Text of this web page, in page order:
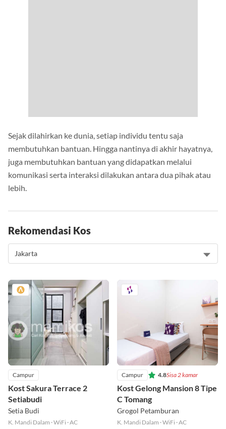
Sejak dilahirkan ke dunia, setiap individu tentu saja
membutuhkan bantuan. Hingga nantinya di akhir hayatnya,
juga membutuhkan bantuan yang didapatkan melalui
komunikasi serta interaksi dilakukan antara dua pihak atau
lebih.
Rekomendasi Kos
Campur
Kost Sakura Terrace 2
Setiabudi
Setia Budi
K. Mandi Dalam ·WiFi ·AC
Campur 4.8Sisa 2 kamar
Kost Gelong Mansion 8 Tipe
C Tomang
Grogol Petamburan
K. Mandi Dalam ·WiFi ·AC